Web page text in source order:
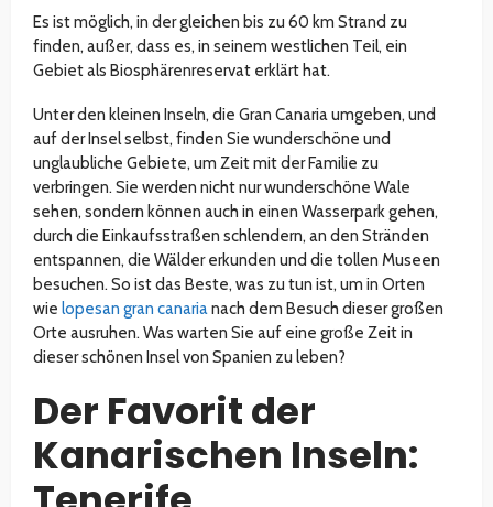
Es ist möglich, in der gleichen bis zu 60 km Strand zu
finden, außer, dass es, in seinem westlichen Teil, ein
Gebiet als Biosphärenreservat erklärt hat.
Unter den kleinen Inseln, die Gran Canaria umgeben, und
auf der Insel selbst, finden Sie wunderschöne und
unglaubliche Gebiete, um Zeit mit der Familie zu
verbringen. Sie werden nicht nur wunderschöne Wale
sehen, sondern können auch in einen Wasserpark gehen,
durch die Einkaufsstraßen schlendern, an den Stränden
entspannen, die Wälder erkunden und die tollen Museen
besuchen. So ist das Beste, was zu tun ist, um in Orten
wie lopesan gran canarianach dem Besuch dieser großen
Orte ausruhen. Was warten Sie auf eine große Zeit in
dieser schönen Insel von Spanien zu leben?
Der Favorit der
Kanarischen Inseln: